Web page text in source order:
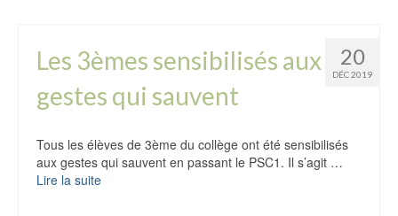
20
DÉC 2019
Les 3èmes sensibilisés aux
gestes qui sauvent
Tous les élèves de 3ème du collège ont été sensibilisés
aux gestes qui sauvent en passant le PSC1. Il s’agit …
Lire la suite